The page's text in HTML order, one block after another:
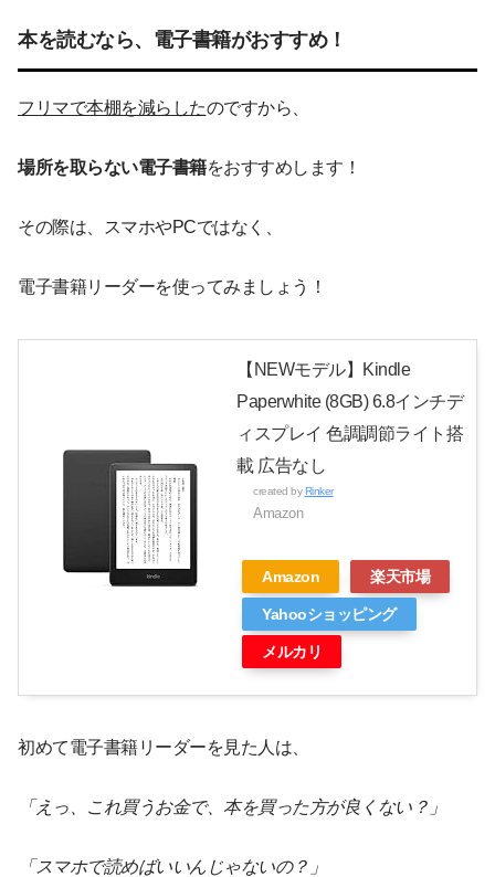
本を読むなら、電子書籍がおすすめ！
フリマで本棚を減らしたのですから、
場所を取らない電子書籍をおすすめします！
その際は、スマホやPCではなく、
電子書籍リーダーを使ってみましょう！
【NEWモデル】Kindle
Paperwhite (8GB) 6.8インチデ
ィスプレイ 色調調節ライト搭
載 広告なし
created byRinker
Amazon
Amazon 楽天市場
Yahooショッピング
メルカリ
初めて電子書籍リーダーを見た人は、
「えっ、これ買うお金で、本を買った方が良くない？」
「スマホで読めばいいんじゃないの？」